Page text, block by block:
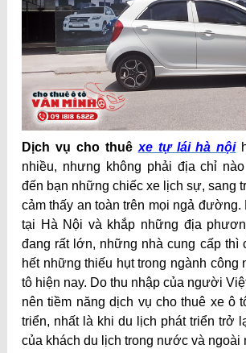
Dịch vụ cho thuê xe tự lái hà nội
nhiều, nhưng không phải địa chỉ
đến bạn những chiếc xe lịch sự, sang
cảm thấy an toàn trên mọi ngả đường.
tại Hà Nội và khắp những địa
đang rất lớn, những nhà cung cấp thì
hết những thiếu hụt trong ngành công
tô hiện nay. Do thu nhập của người
nên tiềm năng dịch vụ cho thuê xe ô
triển, nhất là khi du lịch phát triển trở
của khách du lịch trong nước và ngoài